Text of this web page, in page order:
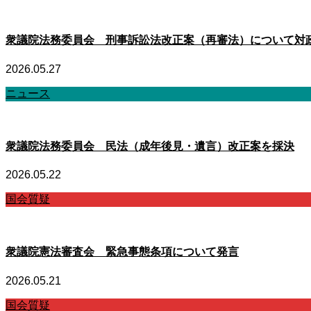
衆議院法務委員会 刑事訴訟法改正案（再審法）について対
2026.05.27
ニュース
衆議院法務委員会 民法（成年後見・遺言）改正案を採決
2026.05.22
国会質疑
衆議院憲法審査会 緊急事態条項について発言
2026.05.21
国会質疑